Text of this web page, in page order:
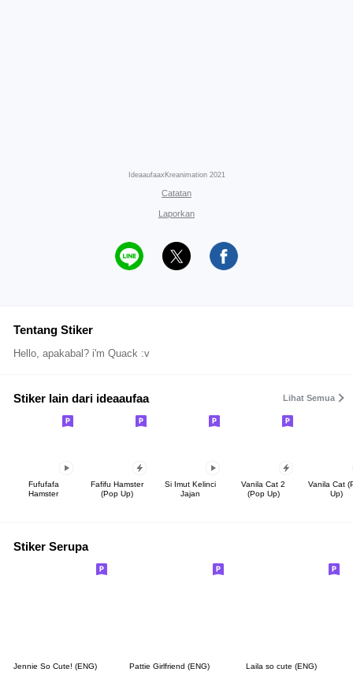
IdeaaufaaxKreanimation 2021
Catatan
Laporkan
Tentang Stiker
Hello, apakabal? i'm Quack :v
Stiker lain dari ideaaufaa Lihat Semua
Fufufafa
Hamster
Fafifu Hamster
(Pop Up)
Si Imut Kelinci
Jajan
Vanila Cat 2
(Pop Up)
Vanila Cat
Up)
Stiker Serupa
Jennie So Cute! (ENG) Pattie Girlfriend (ENG) Laila so cute (ENG)